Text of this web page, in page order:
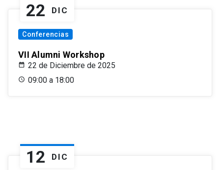
22 DIC
Conferencias
VII Alumni Workshop
22 de Diciembre de 2025
09:00 a 18:00
12 DIC